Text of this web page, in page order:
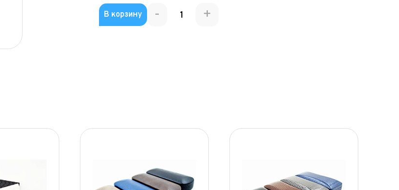
В корзину - +